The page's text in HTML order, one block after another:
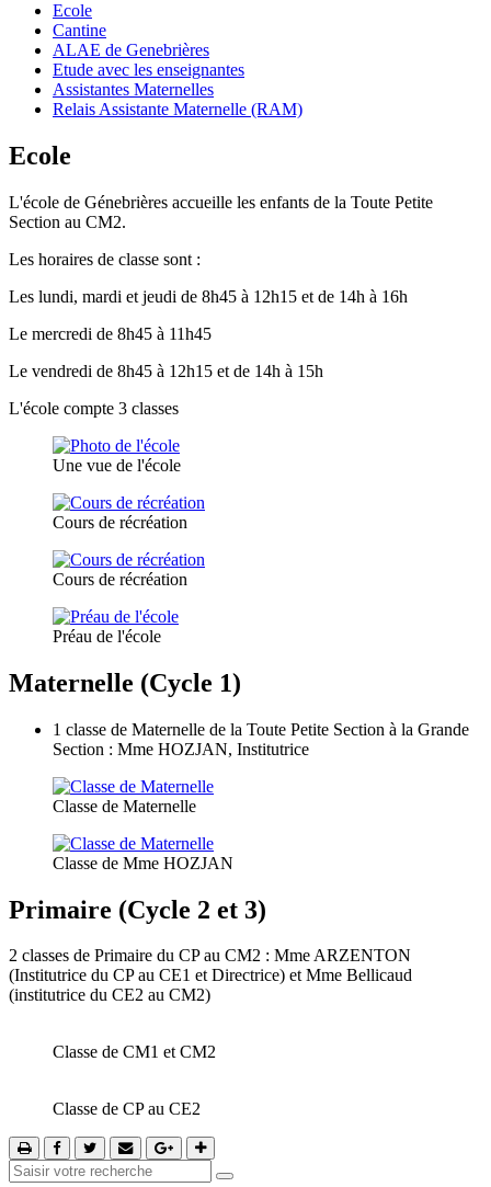
Ecole
Cantine
ALAE de Genebrières
Etude avec les enseignantes
Assistantes Maternelles
Relais Assistante Maternelle (RAM)
Ecole
L'école de Génebrières accueille les enfants de la Toute Petite
Section au CM2.
Les horaires de classe sont :
Les lundi, mardi et jeudi de 8h45 à 12h15 et de 14h à 16h
Le mercredi de 8h45 à 11h45
Le vendredi de 8h45 à 12h15 et de 14h à 15h
L'école compte 3 classes
Une vue de l'école
Cours de récréation
Cours de récréation
Préau de l'école
Maternelle (Cycle 1)
1 classe de Maternelle de la Toute Petite Section à la Grande
Section : Mme HOZJAN, Institutrice
Classe de Maternelle
Classe de Mme HOZJAN
Primaire (Cycle 2 et 3)
2 classes de Primaire du CP au CM2 : Mme ARZENTON
(Institutrice du CP au CE1 et Directrice) et Mme Bellicaud
(institutrice du CE2 au CM2)
Classe de CM1 et CM2
Classe de CP au CE2